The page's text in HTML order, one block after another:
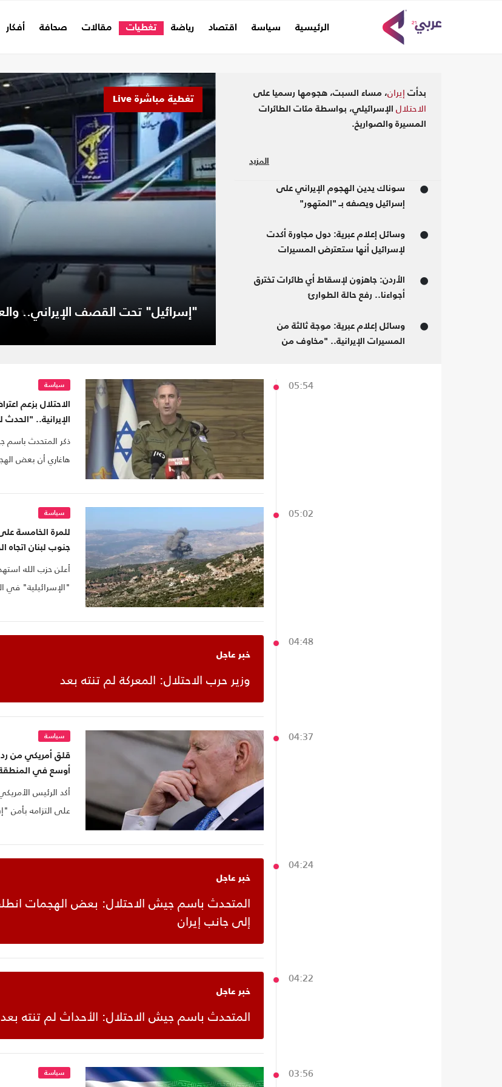
الرئيسية
(current) سياسة اقتصاد رياضة تغطيات مقالات صحافة أفكار
بدأت إيران، مساء السبت، هجومها رسميا على
الاحتلال الإسرائيلي، بواسطة مئات الطائرات
المسيرة والصواريخ.
المتكررة التي استهدفت مسؤولين بارزين في
سوريا.
واستنفرت دول العالم بالتزامن مع بدء الهجوم
الإيراني، إذ أغلق المجال الجوي في دولة
كما أعلنت الولايات المتحدة أنها مستعدة
الإسرائيلي، من خلال قواعدها المتواجدة في
سوريا والعراق.
المزيد
سوناك يدين الهجوم الإيراني على
إسرائيل ويصفه بـ "المتهور"
وسائل إعلام عبرية: دول مجاورة أكدت
لإسرائيل أنها ستعترض المسيرات
الأردن: جاهزون لإسقاط أي طائرات تخترق
أجواءنا.. رفع حالة الطوارئ
وسائل إعلام عبرية: موجة ثالثة من
المسيرات الإيرانية.. "مخاوف من
تغطية مباشرة Live
"إسرائيل" تحت القصف الإيراني..
05:54 سياسة
الإيرانية..
ذكر المتحدث باسم
هاغاري أن بعض
05:02 سياسة
للمرة الخامسة
جنوب لبنان اتجاه
أعلن حزب الله
"الإسرائيلية" في
04:48
خبر عاجل
وزير حرب الاحتلال: المعركة لم تنته بعد
04:37 سياسة
قلق أمريكي من رد
أوسع في
أكد الرئيس
على التزامه بأمن
04:24
خبر عاجل
‫المتحدث باسم جيش الاحتلال: بعض الهجمات
إلى جانب إيران‬
04:22
خبر عاجل
‫المتحدث باسم جيش الاحتلال: الأحداث لم تنته بعد‬
03:56 سياسة